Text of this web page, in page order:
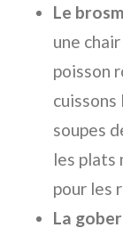
Le
une
poisson
cuissons
soupes
les plats
pour les
La